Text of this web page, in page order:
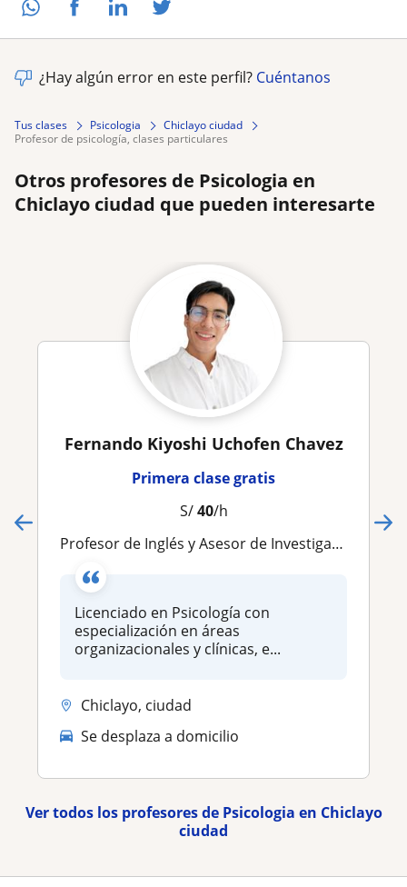
¿Hay algún error en este perfil? Cuéntanos
Tus clases Psicologia
Chiclayo ciudad
profesor de psicología, clases particulares
Otros profesores de Psicologia en
Chiclayo ciudad que pueden interesarte
Fernando Kiyoshi Uchofen Chavez
Primera clase gratis
S/40/h
Profesor de Inglés y Asesor de Investigación
Licenciado en Psicología con
especialización en áreas
organizacionales y clínicas, e...
Chiclayo, ciudad
Se desplaza a domicilio
Ver todos los profesores de Psicologia en Chiclayo
ciudad